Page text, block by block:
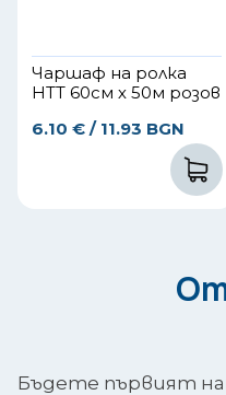
Чаршаф на ролка
НТТ 60см х 50м розов
6.10 € / 11.93 BGN
Бъдете първият